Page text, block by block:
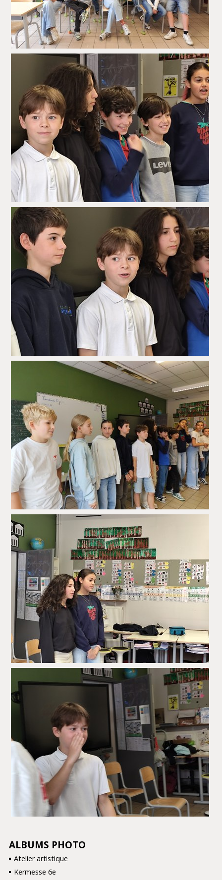
NAVIGATION
ALBUMS PHOTO
Atelier artistique
Kermesse 6e